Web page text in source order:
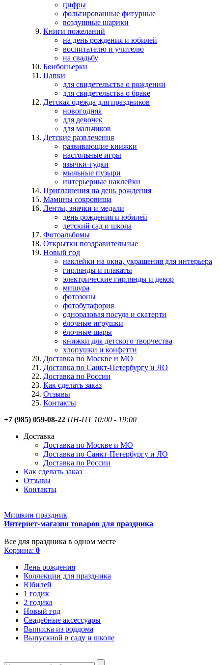
цифры
фольгированные фигурные
воздушные шарики
Книги пожеланий
на день рождения и юбилей
воспитателю и учителю
на свадьбу
Бонбоньерки
Папки
для свидетельства о рождении
для свидетельства о браке
Детская одежда для праздников
новогодняя
для девочек
для мальчиков
Детские развлечения
развивающие книжки
настольные игры
язычки-гудки
мыльные пузыри
интерьерные наклейки
Приглашения на день рождения
Мамины сокровища
Ленты, значки и медали
день рождения и юбилей
детский сад и школа
Фотоальбомы
Открытки поздравительные
Новый год
наклейки на окна, украшения для интерьера
гирлянды и плакаты
электрические гирлянды и декор
мишура
фотозоны
фотобутафория
одноразовая посуда и скатерти
ёлочные игрушки
ёлочные шары
книжки для детского творчества
хлопушки и конфетти
Доставка по Москве и МО
Доставка по Санкт-Петербургу и ЛО
Доставка по России
Как сделать заказ
Отзывы
Контакты
+7 (985) 059-08-22 ПН-ПТ 10:00 - 19:00
Доставка
Доставка по Москве и МО
Доставка по Санкт-Петербургу и ЛО
Доставка по России
Как сделать заказ
Отзывы
Контакты
Мишкин праздник
Интернет-магазин товаров для праздника
Все для праздника в одном месте
Корзина: 0
День рождения
Коллекции для праздника
Юбилей
1 годик
2 годика
Новый год
Свадебные аксессуары
Выписка из роддома
Выпускной в саду и школе